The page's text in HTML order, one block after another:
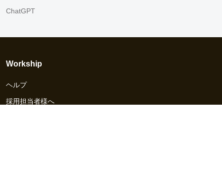
ChatGPT
Workship
ヘルプ
採用担当者様へ